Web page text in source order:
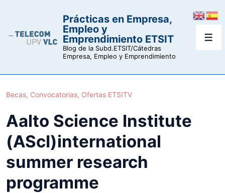
Prácticas en Empresa,
Empleo y
Emprendimiento ETSIT
Blog de la Subd.ETSIT/Cátedras
Empresa, Empleo y Emprendimiento
Becas, Convocatorias, Ofertas ETSITV
Aalto Science Institute
(AScI)international
summer research
programme